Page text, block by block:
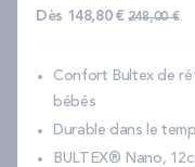
Dès 148,80 € Prix
248,00 €
Confort Bultex de
bébés
Durable dans le
BULTEX® Nano,